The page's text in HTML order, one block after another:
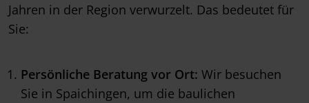
Jahren in der Region verwurzelt. Das bedeutet für
Sie:
Persönliche Beratung vor Ort: Wir besuchen
Sie in Spaichingen, um die baulichen